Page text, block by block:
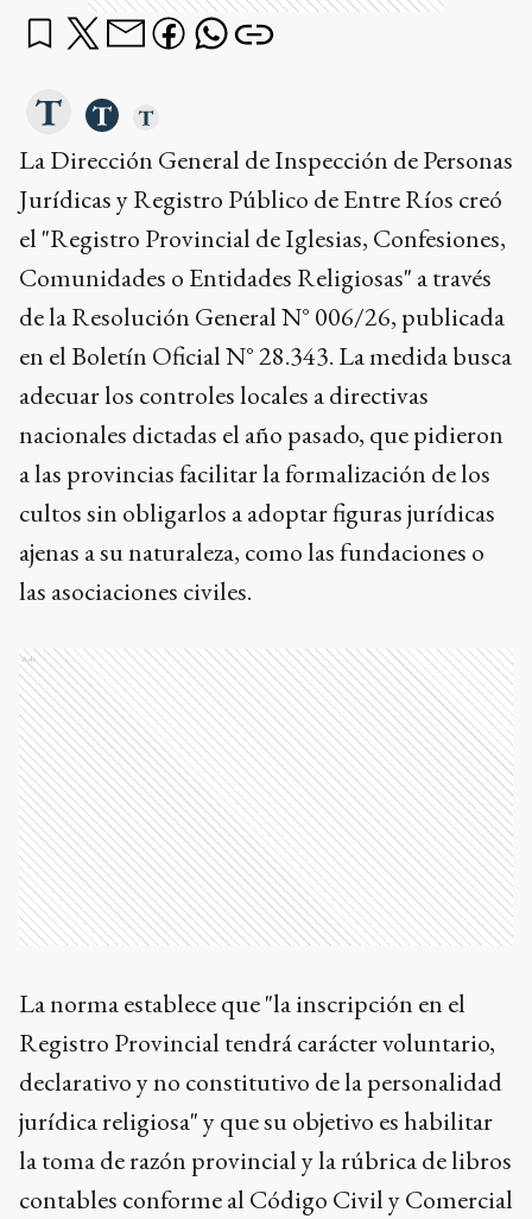
La Dirección General de Inspección de Personas
Jurídicas y Registro Público de Entre Ríos creó
el "Registro Provincial de Iglesias, Confesiones,
Comunidades o Entidades Religiosas" a través
de la Resolución General N° 006/26, publicada
en el Boletín Oficial N° 28.343. La medida busca
adecuar los controles locales a directivas
nacionales dictadas el año pasado, que pidieron
a las provincias facilitar la formalización de los
cultos sin obligarlos a adoptar figuras jurídicas
ajenas a su naturaleza, como las fundaciones o
las asociaciones civiles.
Ads
La norma establece que "la inscripción en el
Registro Provincial tendrá carácter voluntario,
declarativo y no constitutivo de la personalidad
jurídica religiosa" y que su objetivo es habilitar
la toma de razón provincial y la rúbrica de libros
contables conforme al Código Civil y Comercial